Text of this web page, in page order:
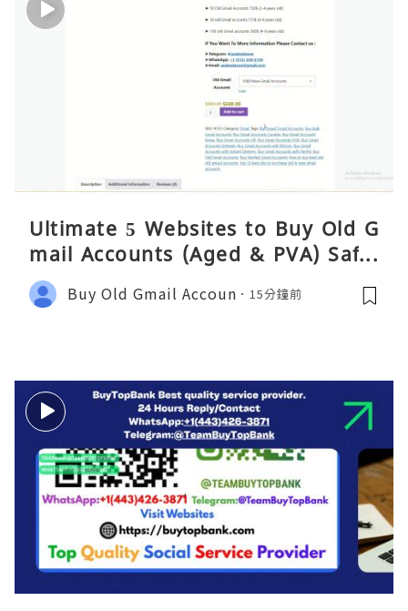
Ultimate 5 Websites to Buy Old G
mail Accounts (Aged & PVA) Safel
y 2026
Buy Old Gmail Accoun 15分鐘前